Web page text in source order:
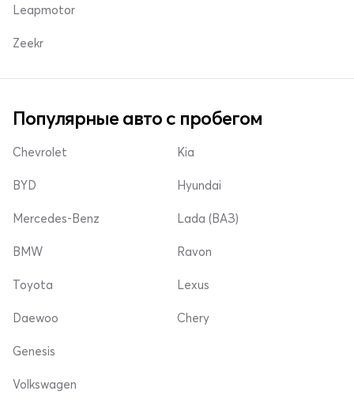
Leapmotor
Zeekr
Популярные авто с пробегом
Chevrolet
BYD
Mercedes-Benz
Kia
Hyundai
Lada (ВАЗ)
BMW
Toyota
Daewoo
Ravon
Lexus
Chery
Genesis
Volkswagen